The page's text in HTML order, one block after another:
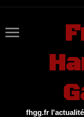
fhgg.fr